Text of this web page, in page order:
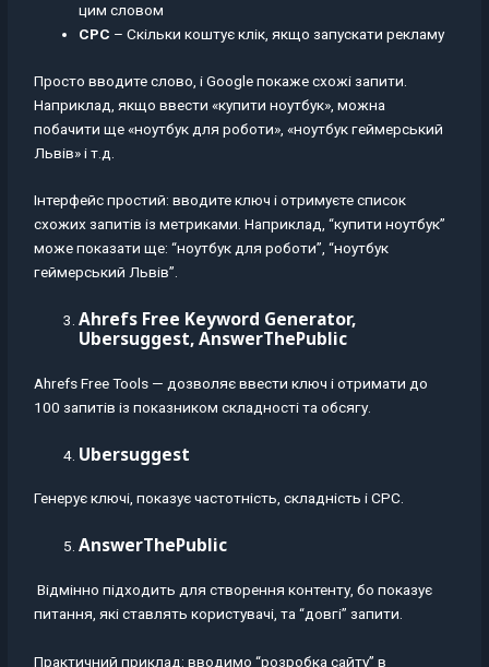
цим словом
СРС – Скільки коштує клік, якщо запускати рекламу
Просто вводите слово, і Google покаже схожі запити.
Наприклад, якщо ввести «купити ноутбук», можна
побачити ще «ноутбук для роботи», «ноутбук геймерський
Львів» і т.д.
Інтерфейс простий: вводите ключ і отримуєте список
схожих запитів із метриками. Наприклад, “купити ноутбук”
може показати ще: “ноутбук для роботи”, “ноутбук
геймерський Львів”.
Ahrefs Free Keyword Generator,
Ubersuggest, AnswerThePublic
Ahrefs Free Tools — дозволяє ввести ключ і отримати до
100 запитів із показником складності та обсягу.
Ubersuggest
Генерує ключі, показує частотність, складність і CPC.
AnswerThePublic
Відмінно підходить для створення контенту, бо показує
питання, які ставлять користувачі, та “довгі” запити.
Практичний приклад: вводимо “розробка сайту” в